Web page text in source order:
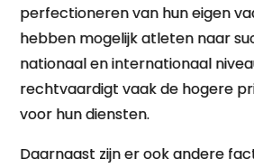
perfectioneren van hun eigen
hebben mogelijk atleten naar
nationaal en internationaal
rechtvaardigt vaak de hogere
voor hun diensten.
Daarnaast zijn er ook andere